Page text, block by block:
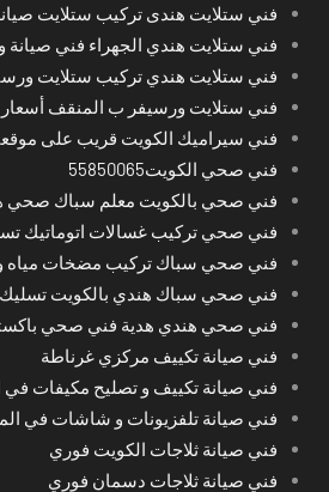
فني ستلايت هندى تركيب ستلايت
فني ستلايت هندي الجهراء فني صيانة
فني ستلايت هندي تركيب ستلايت
فني ستلايت ورسيفر ب المنقف
فني سيراميك الكويت قريب على
فني صحي الكويت55850065
فني صحي بالكويت معلم سباك صحي
فني صحي تركيب غسالات اتوماتيك
فني صحي سباك تركيب مضخات مياه
فني صحي سباك هندي بالكويت
فني صحي هندي هدية فني صحي
فني صيانة تكييف مركزي غرناطة
فني صيانة تكييف و تصليح مكيفات
فني صيانة تلفزيونات و شاشات في
فني صيانة ثلاجات الكويت فوري
فني صيانة ثلاجات دسمان فوري